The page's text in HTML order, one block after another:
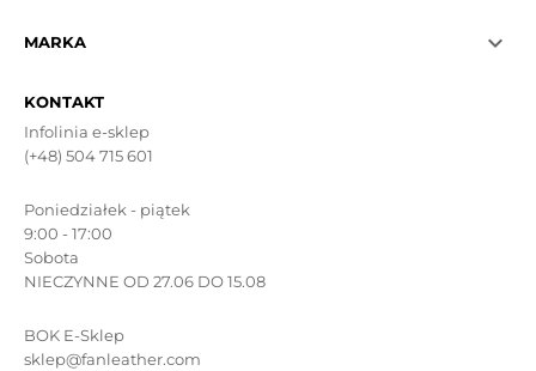
MARKA 
KONTAKT
Infolinia e-sklep
(+48) 504 715 601
Poniedziałek - piątek
9:00 - 17:00
Sobota
NIECZYNNE OD 27.06 DO 15.08
BOK E-Sklep
sklep@fanleather.com